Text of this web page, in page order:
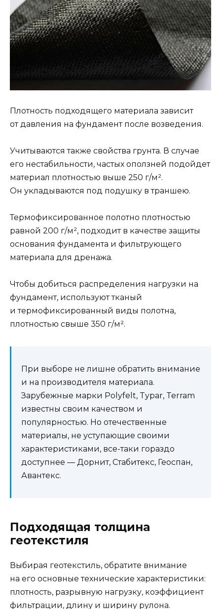
Плотность подходящего материала зависит
от давления на фундамент после возведения.
Учитываются также свойства грунта. В случае
его нестабильности, частых оползней подойдет
материал плотностью выше 250 г/м².
Он укладываются под подушку в траншею.
Термофиксированное полотно плотностью
равной 200 г/м², подходит в качестве защиты
основания фундамента и фильтрующего
материала для дренажа.
Чтобы добиться распределения нагрузки на
фундамент, используют тканый
и термофиксированный виды полотна,
плотностью свыше 350 г/м².
При выборе не лишне обратить внимание
и на производителя материала.
Зарубежные марки Polyfelt, Typar, Terram
известны своим качеством и
популярностью. Но отечественные
материалы, не уступающие своими
характеристиками, все-таки гораздо
доступнее — Дорнит, Стабитекс, Геоспан,
Авантекс.
Подходящая толщина
геотекстиля
Выбирая геотекстиль, обратите внимание
на его основные технические характеристики:
плотность, разрывную нагрузку, коэффициент
фильтрации, длину и ширину рулона.